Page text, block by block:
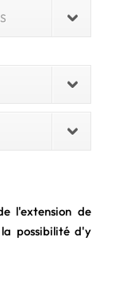
l'extension de
possibilité d'y